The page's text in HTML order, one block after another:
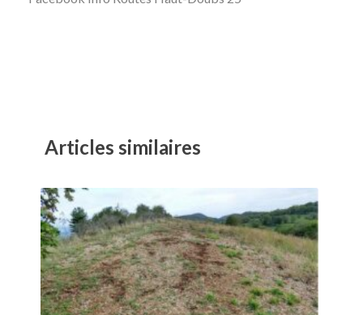
Articles similaires